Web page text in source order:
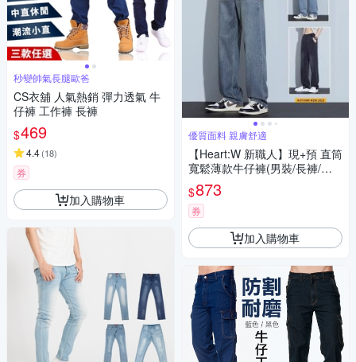
秒變帥氣長腿歐爸
CS衣舖 人氣熱銷 彈力透氣 牛
仔褲 工作褲 長褲
$469
4.4(18)
券
加入購物車
優質面料 親膚舒適
【Heart:W 新職人】現+預 直筒
寬鬆薄款牛仔褲(男裝/長褲/直
筒褲/休閒褲)
$873
券
加入購物車